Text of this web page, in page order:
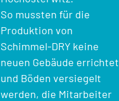
So mussten für die
Produktion von
Schimmel-DRY keine
neuen Gebäude errichtet
und Böden versiegelt
werden, die Mitarbeiter